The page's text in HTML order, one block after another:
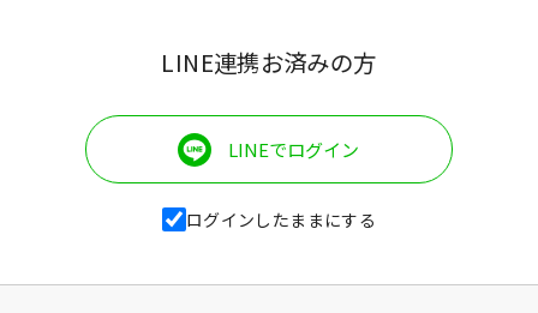
LINE連携お済みの方
LINEでログイン
ログインしたままにする